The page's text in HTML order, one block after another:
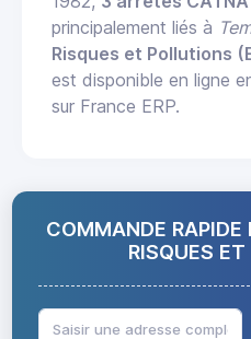
principalement liés à
Risques et Pollutions
est disponible en ligne
sur France ERP.
COMMANDE RAPIDE
RISQUES